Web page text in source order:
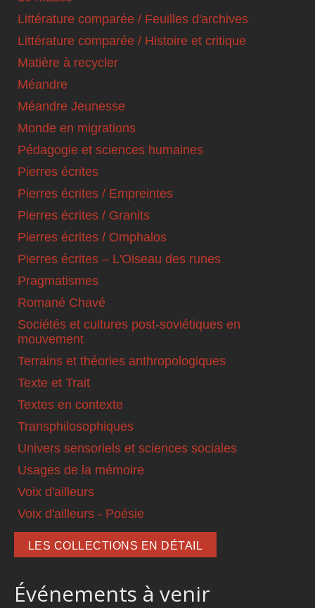
Littérature comparée / Feuilles d'archives
Littérature comparée / Histoire et critique
Matière à recycler
Méandre
Méandre Jeunesse
Monde en migrations
Pédagogie et sciences humaines
Pierres écrites
Pierres écrites / Empreintes
Pierres écrites / Granits
Pierres écrites / Omphalos
Pierres écrites – L'Oiseau des runes
Pragmatismes
Romané Chavé
Sociétés et cultures post-soviétiques en
mouvement
Terrains et théories anthropologiques
Texte et Trait
Textes en contexte
Transphilosophiques
Univers sensoriels et sciences sociales
Usages de la mémoire
Voix d'ailleurs
Voix d'ailleurs - Poésie
LES COLLECTIONS EN DÉTAIL
Événements à venir